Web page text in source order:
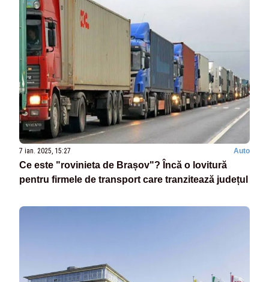
7 ian. 2025, 15:27 Auto
Ce este "rovinieta de Brașov"? Încă o lovitură
pentru firmele de transport care tranzitează județul